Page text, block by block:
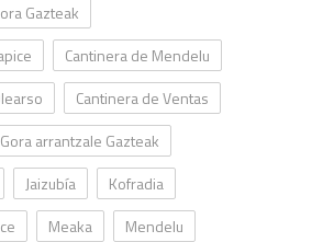
Gazteak
Cantinera de Mendelu
Cantinera de Ventas
Gora arrantzale Gazteak
Jaizubía
Kofradia
Meaka
Mendelu